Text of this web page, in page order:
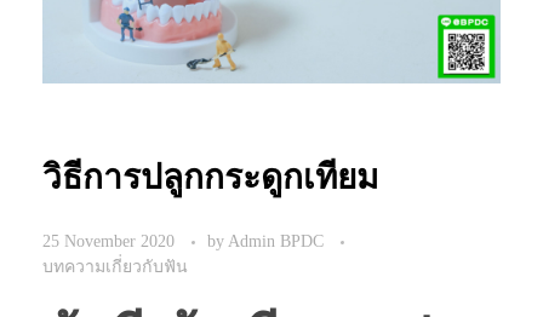
วิธีการปลูกกระดูกเทียม
25 November 2020 by Admin BPDC
บทความเกี่ยวกับฟัน